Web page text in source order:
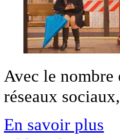
Avec le nombre
réseaux
En savoir plus